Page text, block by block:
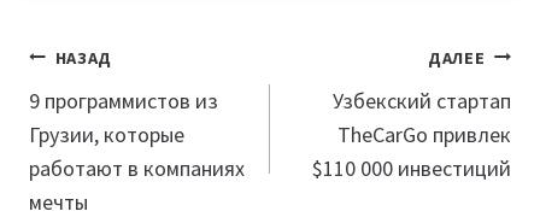
Навигация
по
записям
НАЗАД
9 программистов из
Грузии, которые
работают в компаниях
мечты
ДАЛЕЕ
Узбекский стартап
TheCarGo привлек
$110 000 инвестиций